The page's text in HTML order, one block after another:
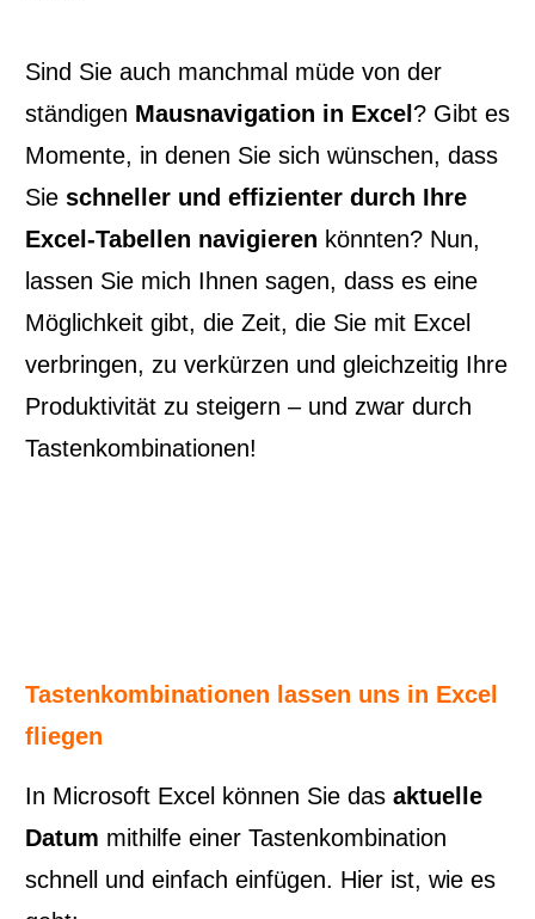
Sind Sie auch manchmal müde von der
ständigen Mausnavigation in Excel ? Gibt es
Momente, in denen Sie sich wünschen, dass
Sie schneller und effizienter durch Ihre
Excel-Tabellen navigieren könnten? Nun,
lassen Sie mich Ihnen sagen, dass es eine
Möglichkeit gibt, die Zeit, die Sie mit Excel
verbringen, zu verkürzen und gleichzeitig Ihre
Produktivität zu steigern – und zwar durch
Tastenkombinationen!
5 Inspirationen fürs Sekretariat:
Mini-MS-Office-Frischekur
Sie sich beim Einsatz von MS-Office im Sekretariat
Tastenkombinationen lassen uns in Excel
fliegen
In Microsoft Excel können Sie das aktuelle
Datum mithilfe einer Tastenkombination
schnell und einfach einfügen. Hier ist, wie es